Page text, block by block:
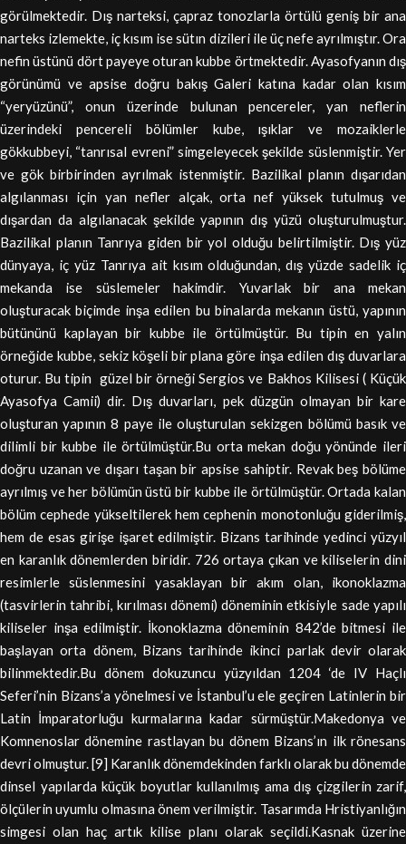
görülmektedir. Dış narteksi, çapraz tonozlarla örtülü geniş bir ana
narteks izlemekte, iç kısım ise sütın dizileri ile üç nefe ayrılmıştır. Ora
nefin üstünü dört payeye oturan kubbe örtmektedir. Ayasofyanın dış
görünümü ve apsise doğru bakış Galeri katına kadar olan kısım
“yeryüzünü”, onun üzerinde bulunan pencereler, yan neflerin
üzerindeki pencereli bölümler kube, ışıklar ve mozaiklerle
gökkubbeyi, “tanrısal evreni” simgeleyecek şekilde süslenmiştir. Yer
ve gök birbirinden ayrılmak istenmiştir. Bazilikal planın dışarıdan
algılanması için yan nefler alçak, orta nef yüksek tutulmuş ve
dışardan da algılanacak şekilde yapının dış yüzü oluşturulmuştur.
Bazilikal planın Tanrıya giden bir yol olduğu belirtilmiştir. Dış yüz
dünyaya, iç yüz Tanrıya ait kısım olduğundan, dış yüzde sadelik iç
mekanda ise süslemeler hakimdir. Yuvarlak bir ana mekan
oluşturacak biçimde inşa edilen bu binalarda mekanın üstü, yapının
bütününü kaplayan bir kubbe ile örtülmüştür. Bu tipin en yalın
örneğide kubbe, sekiz köşeli bir plana göre inşa edilen dış duvarlara
oturur. Bu tipin güzel bir örneği Sergios ve Bakhos Kilisesi ( Küçük
Ayasofya Camii) dir. Dış duvarları, pek düzgün olmayan bir kare
oluşturan yapının 8 paye ile oluşturulan sekizgen bölümü basık ve
dilimli bir kubbe ile örtülmüştür.Bu orta mekan doğu yönünde ileri
doğru uzanan ve dışarı taşan bir apsise sahiptir. Revak beş bölüme
ayrılmış ve her bölümün üstü bir kubbe ile örtülmüştür. Ortada kalan
bölüm cephede yükseltilerek hem cephenin monotonluğu giderilmiş,
hem de esas girişe işaret edilmiştir. Bizans tarihinde yedinci yüzyıl
en karanlık dönemlerden biridir. 726 ortaya çıkan ve kiliselerin dini
resimlerle süslenmesini yasaklayan bir akım olan, ikonoklazma
(tasvirlerin tahribi, kırılması dönemi) döneminin etkisiyle sade yapılı
kiliseler inşa edilmiştir. İkonoklazma döneminin 842’de bitmesi ile
başlayan orta dönem, Bizans tarihinde ikinci parlak devir olarak
bilinmektedir.Bu dönem dokuzuncu yüzyıldan 1204 ‘de IV Haçlı
Seferi’nin Bizans’a yönelmesi ve İstanbul’u ele geçiren Latinlerin bir
Latin İmparatorluğu kurmalarına kadar sürmüştür.Makedonya ve
Komnenoslar dönemine rastlayan bu dönem Bizans’ın ilk rönesans
devri olmuştur. [9] Karanlık dönemdekinden farklı olarak bu dönemde
dinsel yapılarda küçük boyutlar kullanılmış ama dış çizgilerin zarif,
ölçülerin uyumlu olmasına önem verilmiştir. Tasarımda Hristiyanlığın
simgesi olan haç artık kilise planı olarak seçildi.Kasnak üzerine